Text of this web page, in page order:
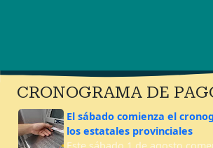
CRONOGRAMA DE
El sábado comienza el
los estatales provinciales
Este sábado 1 de agosto